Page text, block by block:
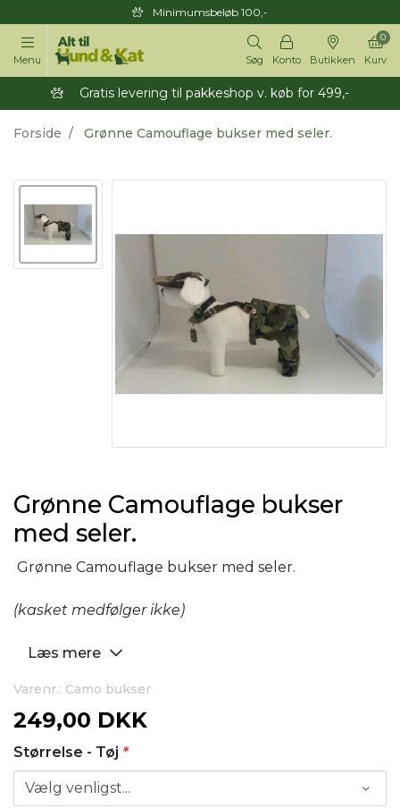
Minimumsbeløb 100,-
Menu Søg Konto Butikken Kurv
0
Gratis levering til pakkeshop v. køb for 499,-
Forside Grønne Camouflage bukser med seler.
Grønne Camouflage bukser
med seler.
Grønne Camouflage bukser med seler.
(kasket medfølger ikke)
Læs mere
Varenr.: Camo bukser
249,00 DKK
Størrelse - Tøj *